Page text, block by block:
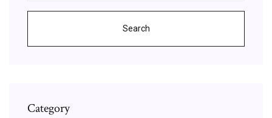
Search
Category